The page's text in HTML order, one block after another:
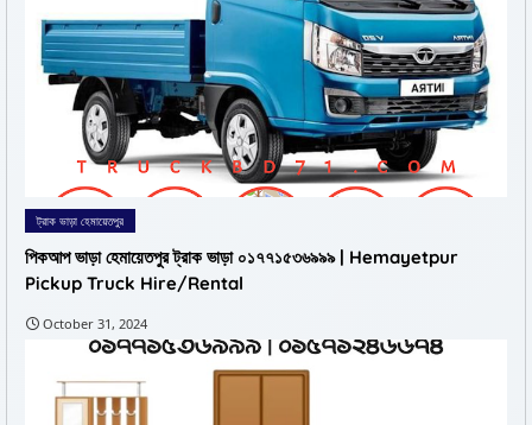
ট্রাক ভাড়া হেমায়েতপুর
পিকআপ ভাড়া হেমায়েতপুর ট্রাক ভাড়া ০১৭৭১৫৩৬৯৯৯ | Hemayetpur
Pickup Truck Hire/Rental
October 31, 2024